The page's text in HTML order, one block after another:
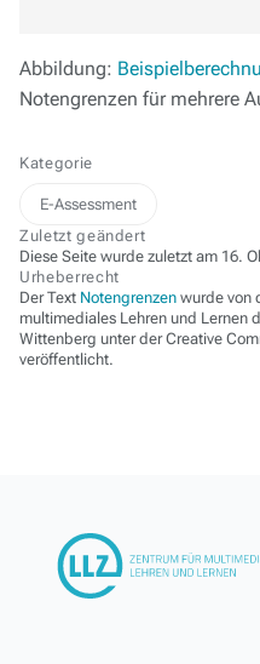
Abbildung:
Notengrenzen für mehrere
Kategorie
E-Assessment
Zuletzt geändert
Diese Seite wurde zuletzt am 16.
Urheberrecht
Der Text Notengrenzen wurde von
multimediales Lehren und Lernen
Wittenberg unter der Creative
veröffentlicht.